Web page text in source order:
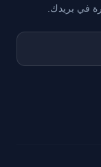
في بريدك.